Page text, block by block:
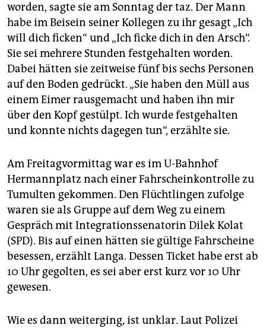
worden, sagte sie am Sonntag der taz. Der Mann
habe im Beisein seiner Kollegen zu ihr gesagt „Ich
will dich ficken“ und „Ich ficke dich in den Arsch“.
Sie sei mehrere Stunden festgehalten worden.
Dabei hätten sie zeitweise fünf bis sechs Personen
auf den Boden gedrückt. „Sie haben den Müll aus
einem Eimer rausgemacht und haben ihn mir
über den Kopf gestülpt. Ich wurde festgehalten
und konnte nichts dagegen tun“, erzählte sie.
Am Freitagvormittag war es im U-Bahnhof
Hermannplatz nach einer Fahrscheinkontrolle zu
Tumulten gekommen. Den Flüchtlingen zufolge
waren sie als Gruppe auf dem Weg zu einem
Gespräch mit Integrationssenatorin Dilek Kolat
(SPD). Bis auf einen hätten sie gültige Fahrscheine
besessen, erzählt Langa. Dessen Ticket habe erst ab
10 Uhr gegolten, es sei aber erst kurz vor 10 Uhr
gewesen.
Wie es dann weiterging, ist unklar. Laut Polizei